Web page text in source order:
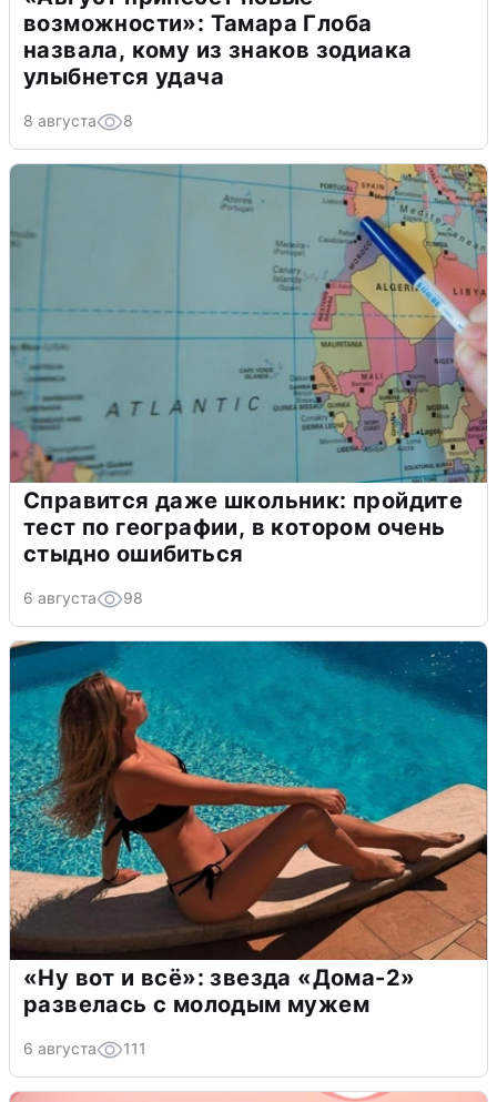
возможности»: Тамара Глоба
назвала, кому из знаков зодиака
улыбнется удача
8 августа 8
Справится даже школьник: пройдите
тест по географии, в котором очень
стыдно ошибиться
6 августа 98
«Ну вот и всё»: звезда «Дома-2»
развелась с молодым мужем
6 августа 111